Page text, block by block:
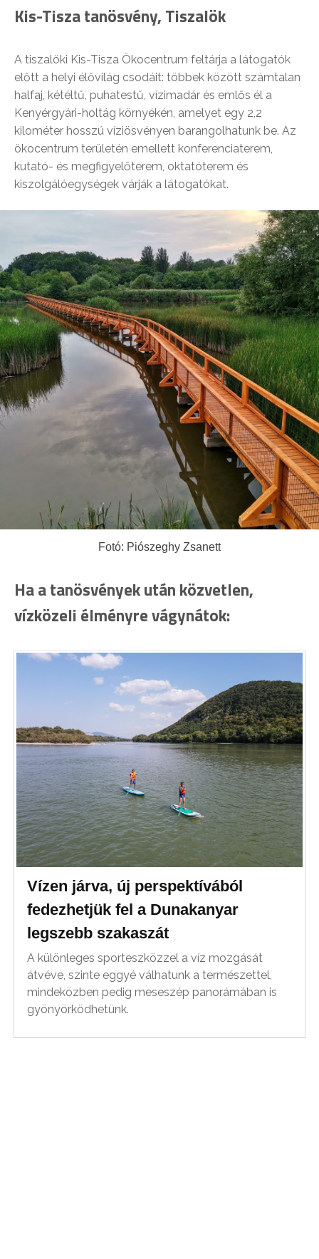
Kis-Tisza tanösvény, Tiszalök
A tiszalöki Kis-Tisza Ökocentrum feltárja a látogatók
előtt a helyi élővilág csodáit: többek között számtalan
halfaj, kétéltű, puhatestű, vízimadár és emlős él a
Kenyérgyári-holtág környékén, amelyet egy 2,2
kilométer hosszú víziösvényen barangolhatunk be. Az
ökocentrum területén emellett konferenciaterem,
kutató- és megfigyelőterem, oktatóterem és
kiszolgálóegységek várják a látogatókat.
Fotó: Piószeghy Zsanett
Ha a tanösvények után közvetlen,
vízközeli élményre vágynátok:
Vízen járva, új perspektívából
fedezhetjük fel a Dunakanyar
legszebb szakaszát
A különleges sporteszközzel a víz mozgását
átvéve, szinte eggyé válhatunk a természettel,
mindeközben pedig meseszép panorámában is
gyönyörködhetünk.